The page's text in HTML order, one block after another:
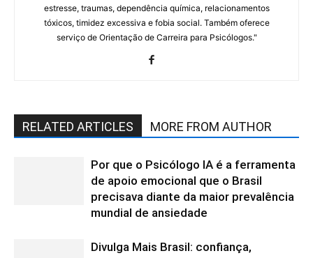
estresse, traumas, dependência química, relacionamentos
tóxicos, timidez excessiva e fobia social. Também oferece
serviço de Orientação de Carreira para Psicólogos."
RELATED ARTICLES MORE FROM AUTHOR
Por que o Psicólogo IA é a ferramenta
de apoio emocional que o Brasil
precisava diante da maior prevalência
mundial de ansiedade
Divulga Mais Brasil: confiança,